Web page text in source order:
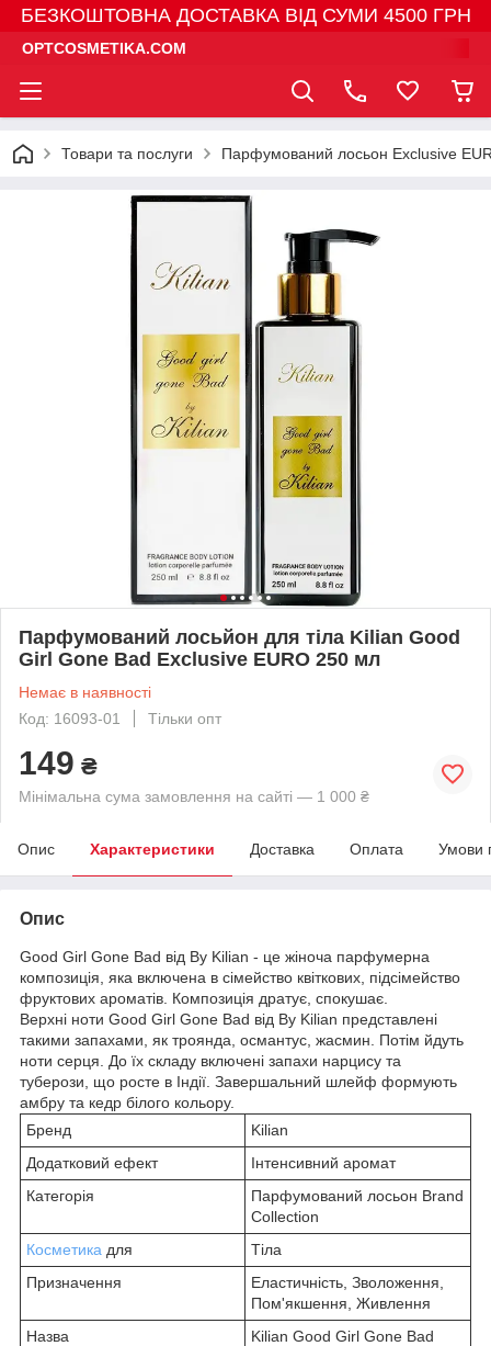
БЕЗКОШТОВНА ДОСТАВКА ВІД СУМИ 4500 ГРН
OPTCOSMETIKA.COM
Товари та послуги Парфумований лосьон Exclusive
Парфумований лосьйон для тіла Kilian Good
Girl Gone Bad Exclusive EURO 250 мл
Немає в наявності
Код: 16093-01
Тільки опт
149 ₴
Мінімальна сума замовлення на сайті — 1 000 ₴
Опис Характеристики Доставка Оплата Умови
Опис
Good Girl Gone Bad від By Kilian - це жіноча парфумерна
композиція, яка включена в сімейство квіткових, підсімейство
фруктових ароматів. Композиція дратує, спокушає.
Верхні ноти Good Girl Gone Bad від By Kilian представлені
такими запахами, як троянда, османтус, жасмин. Потім йдуть
ноти серця. До їх складу включені запахи нарцису та
туберози, що росте в Індії. Завершальний шлейф формують
амбру та кедр білого кольору.
Бренд
Kilian
Додатковий ефект
Інтенсивний аромат
Категорія
Парфумований лосьон Brand
Collection
Косметика для
Тіла
Призначення
Еластичність, Зволоження,
Пом'якшення, Живлення
Назва
Kilian Good Girl Gone Bad